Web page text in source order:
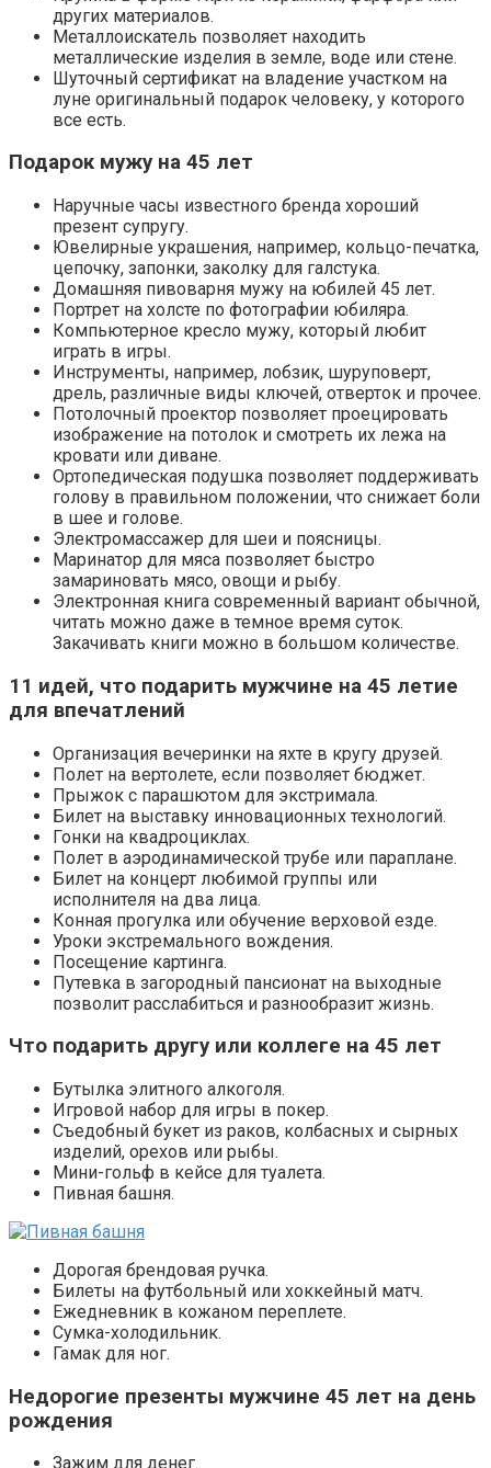
других материалов.
Металлоискатель позволяет находить
металлические изделия в земле, воде или стене.
Шуточный сертификат на владение участком на
луне оригинальный подарок человеку, у которого
все есть.
Подарок мужу на 45 лет
Наручные часы известного бренда хороший
презент супругу.
Ювелирные украшения, например, кольцо-печатка,
цепочку, запонки, заколку для галстука.
Домашняя пивоварня мужу на юбилей 45 лет.
Портрет на холсте по фотографии юбиляра.
Компьютерное кресло мужу, который любит
играть в игры.
Инструменты, например, лобзик, шуруповерт,
дрель, различные виды ключей, отверток и прочее.
Потолочный проектор позволяет проецировать
изображение на потолок и смотреть их лежа на
кровати или диване.
Ортопедическая подушка позволяет поддерживать
голову в правильном положении, что снижает боли
в шее и голове.
Электромассажер для шеи и поясницы.
Маринатор для мяса позволяет быстро
замариновать мясо, овощи и рыбу.
Электронная книга современный вариант обычной,
читать можно даже в темное время суток.
Закачивать книги можно в большом количестве.
11 идей, что подарить мужчине на 45 летие
для впечатлений
Организация вечеринки на яхте в кругу друзей.
Полет на вертолете, если позволяет бюджет.
Прыжок с парашютом для экстримала.
Билет на выставку инновационных технологий.
Гонки на квадроциклах.
Полет в аэродинамической трубе или параплане.
Билет на концерт любимой группы или
исполнителя на два лица.
Конная прогулка или обучение верховой езде.
Уроки экстремального вождения.
Посещение картинга.
Путевка в загородный пансионат на выходные
позволит расслабиться и разнообразит жизнь.
Что подарить другу или коллеге на 45 лет
Бутылка элитного алкоголя.
Игровой набор для игры в покер.
Съедобный букет из раков, колбасных и сырных
изделий, орехов или рыбы.
Мини-гольф в кейсе для туалета.
Пивная башня.
Дорогая брендовая ручка.
Билеты на футбольный или хоккейный матч.
Ежедневник в кожаном переплете.
Сумка-холодильник.
Гамак для ног.
Недорогие презенты мужчине 45 лет на день
рождения
Зажим для денег.